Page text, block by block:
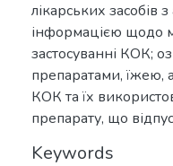
лікарських засобів
інформацією щодо
застосуванні КОК;
препаратами, їжею,
КОК та їх
препарату, що
Keywords